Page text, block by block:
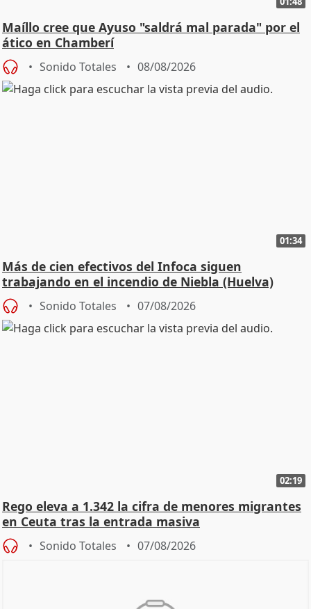
Maíllo cree que Ayuso "saldrá mal parada" por el
ático en Chamberí
Sonido Totales 08/08/2026
01:34
Más de cien efectivos del Infoca siguen
trabajando en el incendio de Niebla (Huelva)
Sonido Totales 07/08/2026
02:19
Rego eleva a 1.342 la cifra de menores migrantes
en Ceuta tras la entrada masiva
Sonido Totales 07/08/2026